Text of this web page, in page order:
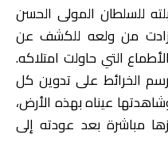
سنة 1887 ومقابلته للسلطان المولى الحسن
وزادت من ولعه للكشف عن
التي حاولت امتلاكه.
الخرائط على تدوين كل
عيناه بهذه الأرض،
مباشرة بعد عودته إلى